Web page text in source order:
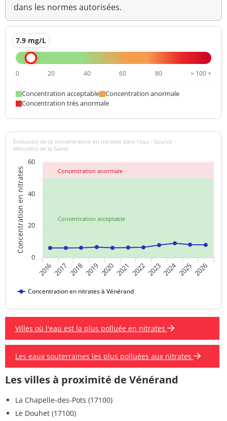
dans les normes autorisées.
7.9 mg/L
0 20 40 60 80 > 100 +
Concentration acceptable
Concentration anormale
Concentration très anormale
Concentration acceptable
Concentration anormale
Concentration en nitrates
Evolution de la concentration en nitrates dans l'eau - Source :
Ministère de la Santé
Concentration en nitrates à Vénérand
20162017 2018201920202021 20222023202420252026
0
20
40
60
Villes où l'eau est la plus polluée en nitrates
Les eaux souterraines les plus polluées aux nitrates
Les villes à proximité de Vénérand
La Chapelle-des-Pots (17100)
Le Douhet (17100)